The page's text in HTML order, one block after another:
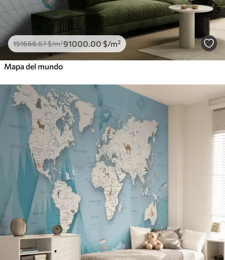
151666.67$/m²91000 .00 $/m²
Mapa del mundo